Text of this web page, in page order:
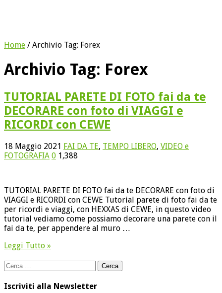
Home / Archivio Tag: Forex
Archivio Tag: Forex
TUTORIAL PARETE DI FOTO fai da te
DECORARE con foto di VIAGGI e
RICORDI con CEWE
18 Maggio 2021 FAI DA TE, TEMPO LIBERO, VIDEO e
FOTOGRAFIA 0 1,388
TUTORIAL PARETE DI FOTO fai da te DECORARE con foto di
VIAGGI e RICORDI con CEWE Tutorial parete di foto fai da te
per ricordi e viaggi, con HEXXAS di CEWE, in questo video
tutorial vediamo come possiamo decorare una parete con il
fai da te, per appendere al muro …
Leggi Tutto »
Ricerca
per:
Iscriviti alla Newsletter